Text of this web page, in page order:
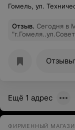
Гомель, ул.
Отзыв. Сегодня в
увидела на
меньше..Потом
Отзывы
Ещё 1 адрес
ФИРМЕННЫЙ